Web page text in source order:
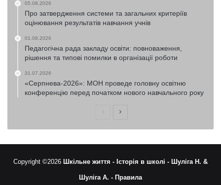
05.08.2026
Про затвердження системи та загальних критеріїв
оцінювання результатів навчання учнів
01.08.2026
Педагогічна рада закладу освіти: повноваження,
рішення та типові помилки в організації роботи
31.07.2026
«Серпнева-2026»: МОН проведе головну освітню
конференцію перед початком нового навчального року
ПопередняНаступна
Copyright ©2026 Шкільне життя - Історія в школі - Шуліга Н. &
Шуліга А. - Правила